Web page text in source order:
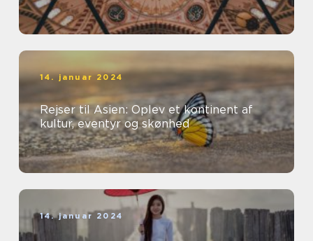
14. januar 2024
Rejser til Asien: Oplev et kontinent af
kultur, eventyr og skønhed
14. januar 2024